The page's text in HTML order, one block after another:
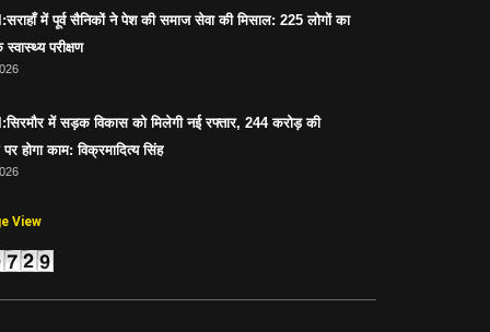
में पूर्व सैनिकों ने पेश की समाज सेवा की मिसाल: 225 लोगों का
परीक्षण
में सड़क विकास को मिलेगी नई रफ्तार, 244 करोड़ की
होगा काम: विक्रमादित्य सिंह
View